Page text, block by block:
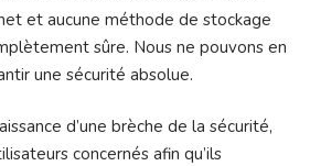
et aucune méthode de stockage
sûre. Nous ne pouvons en
une sécurité absolue.
d’une brèche de la sécurité,
concernés afin qu’ils